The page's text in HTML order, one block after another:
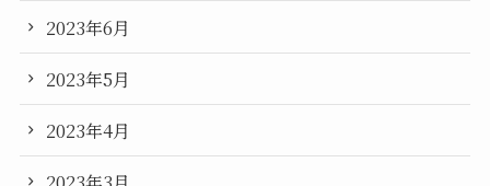
2023年6月
2023年5月
2023年4月